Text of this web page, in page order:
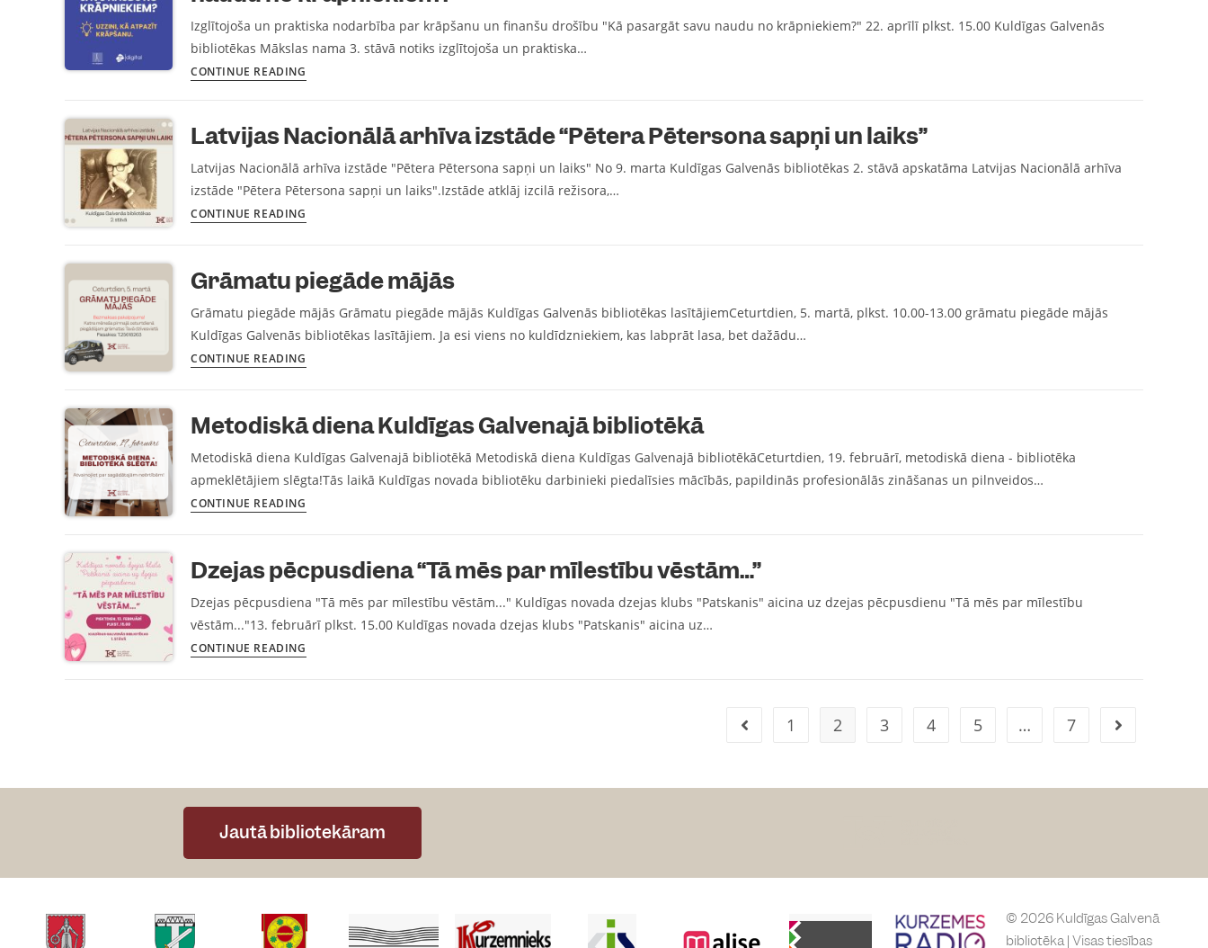
Izglītojoša un praktiska nodarbība par krāpšanu un finanšu drošību "Kā pasargāt savu naudu no krāpniekiem?" 22. aprīlī plkst. 15.00 Kuldīgas Galvenās
bibliotēkas Mākslas nama 3. stāvā notiks izglītojoša un praktiska…
CONTINUE READING
Latvijas Nacionālā arhīva izstāde “Pētera Pētersona sapņi un laiks”
Latvijas Nacionālā arhīva izstāde "Pētera Pētersona sapņi un laiks" No 9. marta Kuldīgas Galvenās bibliotēkas 2. stāvā apskatāma Latvijas Nacionālā arhīva
izstāde "Pētera Pētersona sapņi un laiks".Izstāde atklāj izcilā režisora,…
CONTINUE READING
Grāmatu piegāde mājās
Grāmatu piegāde mājās Grāmatu piegāde mājās Kuldīgas Galvenās bibliotēkas lasītājiemCeturtdien, 5. martā, plkst. 10.00-13.00 grāmatu piegāde mājās
Kuldīgas Galvenās bibliotēkas lasītājiem. Ja esi viens no kuldīdzniekiem, kas labprāt lasa, bet dažādu…
CONTINUE READING
Metodiskā diena Kuldīgas Galvenajā bibliotēkā
Metodiskā diena Kuldīgas Galvenajā bibliotēkā Metodiskā diena Kuldīgas Galvenajā bibliotēkāCeturtdien, 19. februārī, metodiskā diena - bibliotēka
apmeklētājiem slēgta!Tās laikā Kuldīgas novada bibliotēku darbinieki piedalīsies mācībās, papildinās profesionālās zināšanas un pilnveidos…
CONTINUE READING
Dzejas pēcpusdiena “Tā mēs par mīlestību vēstām…”
Dzejas pēcpusdiena "Tā mēs par mīlestību vēstām..." Kuldīgas novada dzejas klubs "Patskanis" aicina uz dzejas pēcpusdienu "Tā mēs par mīlestību
vēstām..."13. februārī plkst. 15.00 Kuldīgas novada dzejas klubs "Patskanis" aicina uz…
CONTINUE READING
1 2 3 4 5 … 7
Jautā bibliotekāram
© 2026 Kuldīgas Galvenā
bibliotēka | Visas tiesības